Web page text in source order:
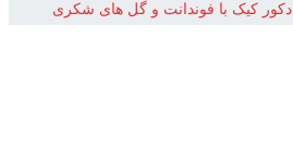
کیک با فوندانت و گل های شکری